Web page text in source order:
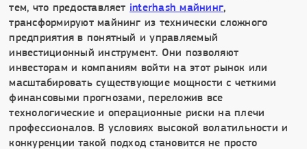
тем, что предоставляет interhash майнинг,
трансформируют майнинг из технически сложного
предприятия в понятный и управляемый
инвестиционный инструмент. Они позволяют
инвесторам и компаниям войти на этот рынок или
масштабировать существующие мощности с четкими
финансовыми прогнозами, переложив все
технологические и операционные риски на плечи
профессионалов. В условиях высокой волатильности и
конкуренции такой подход становится не просто